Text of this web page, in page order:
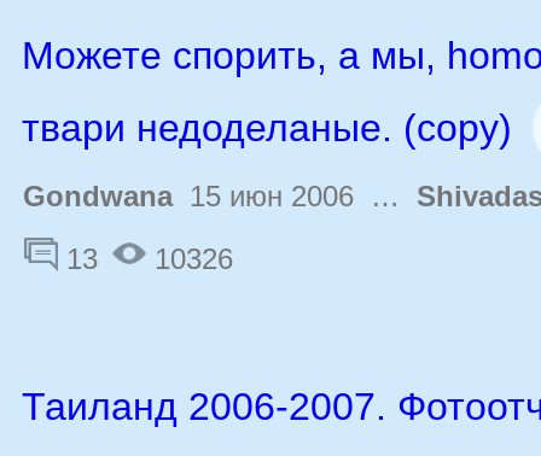
Можете спорить, а мы,
твари недоделаные. (copy)
Gondwana15 июн 2006 …
13
10326
Таиланд 2006-2007.